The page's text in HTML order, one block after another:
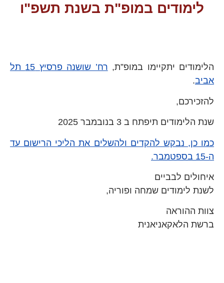
לימודים במופ"ת בשנת תשפ"ו
הלימודים יתקיימו במופ”ת,
רח’ שושנה פרסיץ 15 תל
אביב.
להזכירכם,
שנת הלימודים תיפתח ב 3 בנובמבר 2025
כמו כן, נבקש להקדים ולהשלים את הליכי הרישום עד
ה-15 בספטמבר.
איחולים לבביים
לשנת לימודים שמחה ופוריה,
צוות ההוראה
ברשת הלאקאניאנית